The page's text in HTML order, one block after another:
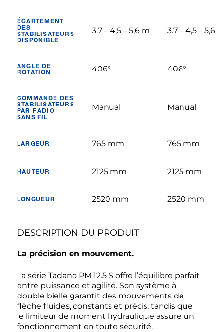
ÉCARTEMENT
DES
STABILISATEURS
DISPONIBLE
3.7 – 4,5 – 5,6 m 3.7 – 4,5 –
ANGLE DE
ROTATION
406° 406°
COMMANDE DES
STABILISATEURS
PAR RADIO
SANS FIL
Manual Manual
LARGEUR 765 mm 765 mm
HAUTEUR 2125 mm 2125 mm
LONGUEUR 2520 mm 2520 mm
DESCRIPTION DU PRODUIT
La précision en mouvement.
La série Tadano PM 12.5 S offre l’équilibre parfait
entre puissance et agilité. Son système à
double bielle garantit des mouvements de
flèche fluides, constants et précis, tandis que
le limiteur de moment hydraulique assure un
fonctionnement en toute sécurité.